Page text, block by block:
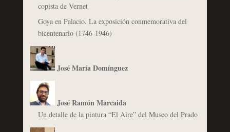
copista de Vernet
Goya en Palacio. La exposición conmemorativa del
bicentenario (1746-1946)
José María Domínguez
José Ramón Marcaida
Un detalle de la pintura “El Aire” del Museo del Prado